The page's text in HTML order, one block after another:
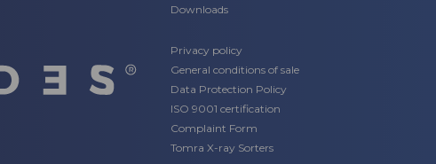
Downloads
Privacy policy
General conditions of sale
Data Protection Policy
ISO 9001 certification
Complaint Form
Tomra X-ray Sorters